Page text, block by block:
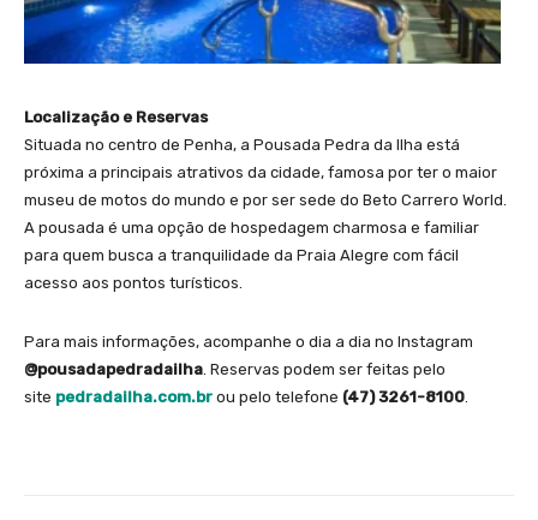
Localização e Reservas
Situada no centro de Penha, a Pousada Pedra da Ilha está
próxima a principais atrativos da cidade, famosa por ter o maior
museu de motos do mundo e por ser sede do Beto Carrero World.
A pousada é uma opção de hospedagem charmosa e familiar
para quem busca a tranquilidade da Praia Alegre com fácil
acesso aos pontos turísticos.
Para mais informações, acompanhe o dia a dia no Instagram
@pousadapedradailha. Reservas podem ser feitas pelo
site pedradailha.com.br ou pelo telefone (47) 3261-8100.